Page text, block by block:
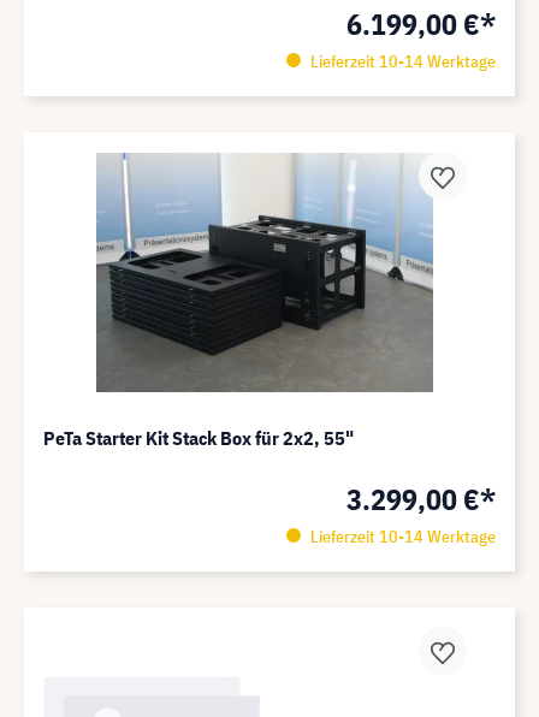
6.199,00 €*
Lieferzeit 10-14 Werktage
PeTa Starter Kit Stack Box für 2x2, 55"
3.299,00 €*
Lieferzeit 10-14 Werktage